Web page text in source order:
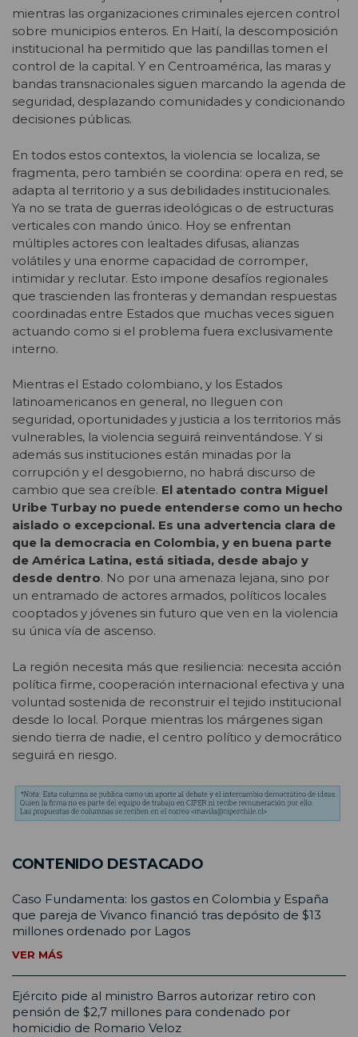
mientras las organizaciones criminales ejercen control
sobre municipios enteros. En Haití, la descomposición
institucional ha permitido que las pandillas tomen el
control de la capital. Y en Centroamérica, las maras y
bandas transnacionales siguen marcando la agenda de
seguridad, desplazando comunidades y condicionando
decisiones públicas.
En todos estos contextos, la violencia se localiza, se
fragmenta, pero también se coordina: opera en red, se
adapta al territorio y a sus debilidades institucionales.
Ya no se trata de guerras ideológicas o de estructuras
verticales con mando único. Hoy se enfrentan
múltiples actores con lealtades difusas, alianzas
volátiles y una enorme capacidad de corromper,
intimidar y reclutar. Esto impone desafíos regionales
que trascienden las fronteras y demandan respuestas
coordinadas entre Estados que muchas veces siguen
actuando como si el problema fuera exclusivamente
interno.
Mientras el Estado colombiano, y los Estados
latinoamericanos en general, no lleguen con
seguridad, oportunidades y justicia a los territorios más
vulnerables, la violencia seguirá reinventándose. Y si
además sus instituciones están minadas por la
corrupción y el desgobierno, no habrá discurso de
cambio que sea creíble. El atentado contra Miguel
Uribe Turbay no puede entenderse como un hecho
aislado o excepcional. Es una advertencia clara de
que la democracia en Colombia, y en buena parte
de América Latina, está sitiada, desde abajo y
desde dentro. No por una amenaza lejana, sino por
un entramado de actores armados, políticos locales
cooptados y jóvenes sin futuro que ven en la violencia
su única vía de ascenso.
La región necesita más que resiliencia: necesita acción
política firme, cooperación internacional efectiva y una
voluntad sostenida de reconstruir el tejido institucional
desde lo local. Porque mientras los márgenes sigan
siendo tierra de nadie, el centro político y democrático
seguirá en riesgo.
CONTENIDO DESTACADO
Caso Fundamenta: los gastos en Colombia y España
que pareja de Vivanco financió tras depósito de $13
millones ordenado por Lagos
VER MÁS
Ejército pide al ministro Barros autorizar retiro con
pensión de $2,7 millones para condenado por
homicidio de Romario Veloz